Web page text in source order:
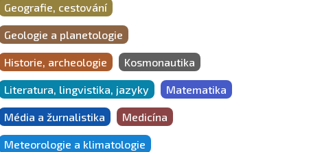
Geografie, cestování
Geologie a planetologie
Historie, archeologie Kosmonautika
Literatura, lingvistika, jazyky Matematika
Média a žurnalistika Medicína
Meteorologie a klimatologie